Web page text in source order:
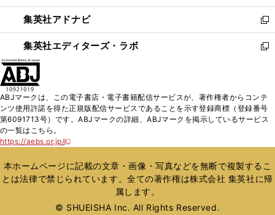
開
く
ウ
で
開
く
ン
ド
ウ
で
ウ
ィ
ン
ド
く
集英社アドナビ
新
し
い
ド
ウ
で
集英社エディターズ・ラボ
新
ィ
ン
ド
開
く
ABJマークは、この電子書店・電子書籍配信サービスが、著作権者からコンテ
ンツ使用許諾を得た正規版配信サービスであることを示す登録商標（登録番号
第6091713号）です。ABJマークの詳細、ABJマークを掲示しているサービス
の一覧はこちら。
https://aebs.or.jp/
新
い
ウ
ィ
ウ
本ホームページに記載の文章・画像・写真などを無断で複製するこ
とは法律で禁じられています。全ての著作権は株式会社 集英社に帰
属します。
© SHUEISHA Inc. All Rights Reserved.